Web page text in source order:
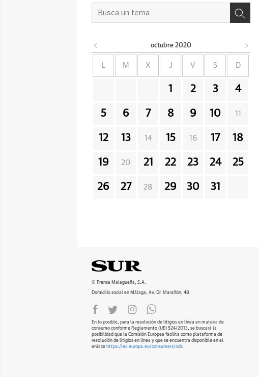
octubre 2020
L M X J V S D
1 2 3 4
5 6 7 8 9 10 11
12 13 14 15 16 17 18
19 20 21 22 23 24 25
26 27 28 29 30 31
© Prensa Malagueña, S.A.
Domicilio social en Málaga, Av. Dr. Marañón, 48.
En lo posible, para la resolución de litigios en línea en materia de
consumo conforme Reglamento (UE) 524/2013, se buscará la
posibilidad que la Comisión Europea facilita como plataforma de
resolución de litigios en línea y que se encuentra disponible en el
enlace https://ec.europa.eu/consumers/odr.